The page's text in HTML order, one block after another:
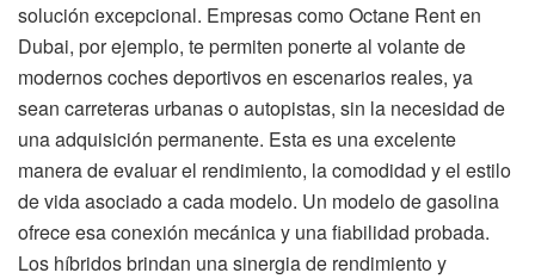
solución excepcional. Empresas como Octane Rent en
Dubai, por ejemplo, te permiten ponerte al volante de
modernos coches deportivos en escenarios reales, ya
sean carreteras urbanas o autopistas, sin la necesidad de
una adquisición permanente. Esta es una excelente
manera de evaluar el rendimiento, la comodidad y el estilo
de vida asociado a cada modelo. Un modelo de gasolina
ofrece esa conexión mecánica y una fiabilidad probada.
Los híbridos brindan una sinergia de rendimiento y